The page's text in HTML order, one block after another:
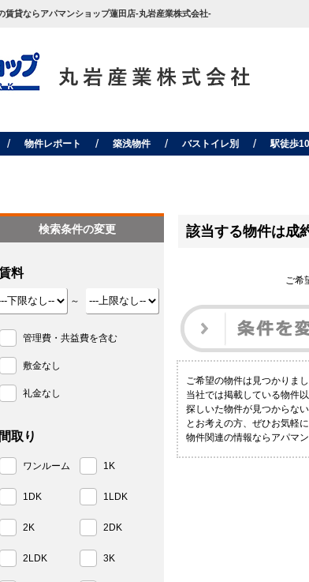
賃貸ならアパマンショップ蓮田店-丸岩産業株式会社-
物件レポート 築浅物件 バストイレ別 駅徒歩
該当する物件は成
ご希
ご希望の物件は見つかりま
当社では掲載している物件
探しいた物件が見つからな
とお考えの方、ぜひお気軽
物件関連の情報ならアパマ
検索条件の変更
料
～
管理費・共益費を含む
敷金なし
礼金なし
間取り
ワンルーム 1K
1DK 1LDK
2K 2DK
2LDK 3K